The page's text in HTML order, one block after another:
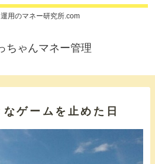
用のマネー研究所.com
ちゃんマネー管理
ゲームを止めた日